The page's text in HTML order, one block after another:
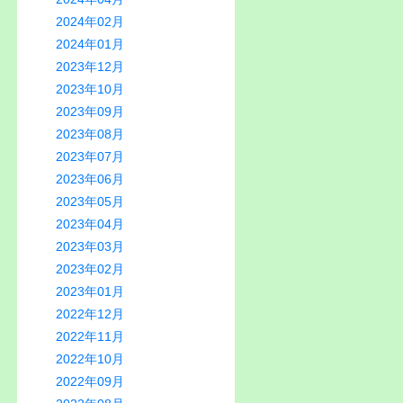
2024年02月
2024年01月
2023年12月
2023年10月
2023年09月
2023年08月
2023年07月
2023年06月
2023年05月
2023年04月
2023年03月
2023年02月
2023年01月
2022年12月
2022年11月
2022年10月
2022年09月